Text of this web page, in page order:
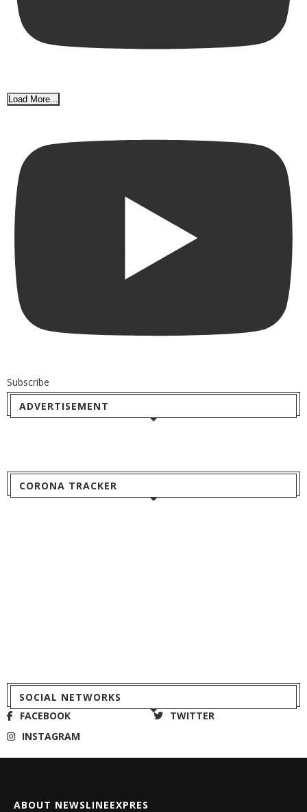
Load More...
Subscribe
ADVERTISEMENT
CORONA TRACKER
SOCIAL NETWORKS
FACEBOOK
TWITTER
INSTAGRAM
ABOUT NEWSLINEEXPRES